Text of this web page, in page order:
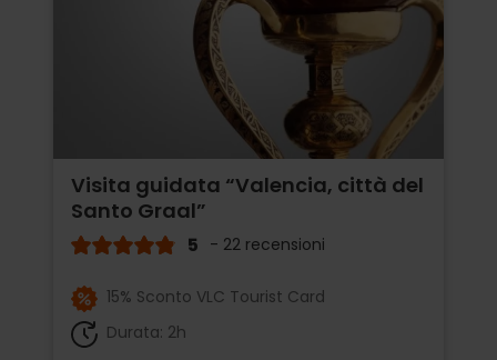
Visita guidata “Valencia, città del
Santo Graal”
5 - 22 recensioni
15% Sconto VLC Tourist Card
Durata: 2h